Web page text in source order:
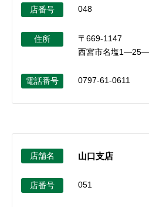
店番号 048
住所
〒669-1147
西宮市名塩
電話番号 0797-61-0611
店舗名 山口支店
店番号 051